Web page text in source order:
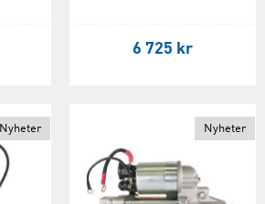
6 725 kr
Nyheter Nyheter